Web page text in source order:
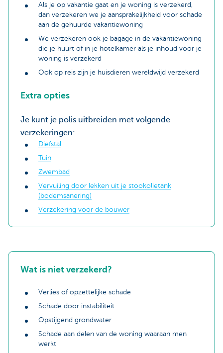
Als je op vakantie gaat en je woning is verzekerd,
dan verzekeren we je aansprakelijkheid voor schade
aan de gehuurde vakantiewoning
We verzekeren ook je bagage in de vakantiewoning
die je huurt of in je hotelkamer als je inhoud voor je
woning is verzekerd
Ook op reis zijn je huisdieren wereldwijd verzekerd
Extra opties
Je kunt je polis uitbreiden met volgende
verzekeringen:
Diefstal
Tuin
Zwembad
Vervuiling door lekken uit je stookolietank
(bodemsanering)
Verzekering voor de bouwer
Wat is niet verzekerd?
Verlies of opzettelijke schade
Schade door instabiliteit
Opstijgend grondwater
Schade aan delen van de woning waaraan men
werkt